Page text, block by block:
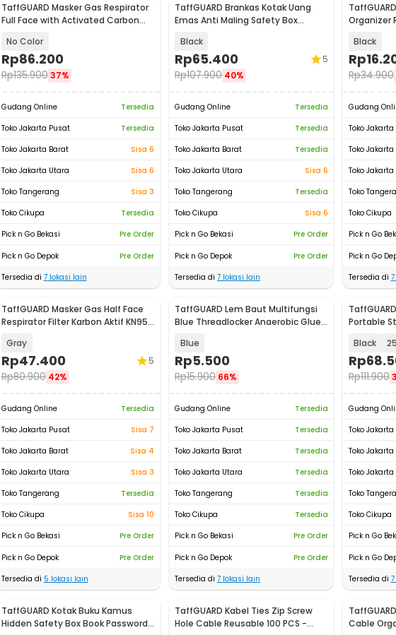
TaffGUARD Masker Gas Respirator
Full Face with Activated Carbon
No Color
Rp86.200
Rp135.900 37%
Gudang Online
Tersedia
Toko Jakarta Pusat
Tersedia
Toko Jakarta Barat
Sisa 6
Toko Jakarta Utara
Sisa 6
Toko Tangerang
Sisa 3
Toko Cikupa
Tersedia
Pick n Go Bekasi
Pre Order
Pick n Go Depok
Pre Order
Tersedia di 7lokasi lain
TaffGUARD Brankas Kotak Uang
Emas Anti Maling Safety Box
Black
Rp65.400
Rp107.900 40%
5
Gudang Online
Tersedia
Toko Jakarta Pusat
Tersedia
Toko Jakarta Barat
Tersedia
Toko Jakarta Utara
Sisa 6
Toko Tangerang
Tersedia
Toko Cikupa
Sisa 6
Pick n Go Bekasi
Pre Order
Pick n Go Depok
Pre Order
Tersedia di 7 lokasi lain
Organizer
Black
Rp
Rp34.900
Gudang
Toko
Toko
Toko
Toko
Toko Cikupa
Pick n Go
Pick n Go
Tersedia di 7
TaffGUARD Masker Gas Half Face
Respirator Filter Karbon Aktif KN95
Gray
Rp47.400
Rp80.900 42%
5
Gudang Online
Tersedia
Toko Jakarta Pusat
Sisa 7
Toko Jakarta Barat
Sisa 4
Toko Jakarta Utara
Sisa 3
Toko Tangerang
Tersedia
Toko Cikupa
Sisa 10
Pick n Go Bekasi
Pre Order
Pick n Go Depok
Pre Order
Tersedia di 5 lokasi lain
TaffGUARD Lem Baut Multifungsi
Blue Threadlocker Anaerobic Glue
Blue
Rp5.500
Rp15.900 66%
Gudang Online
Tersedia
Toko Jakarta Pusat
Tersedia
Toko Jakarta Barat
Tersedia
Toko Jakarta Utara
Tersedia
Toko Tangerang
Tersedia
Toko Cikupa
Tersedia
Pick n Go Bekasi
Pre Order
Pick n Go Depok
Pre Order
Tersedia di 7 lokasi lain
Portable
Black
Rp
Rp111.900
Gudang
Toko
Toko
Toko
Toko
Toko Cikupa
Pick n Go
Pick n Go
Tersedia di 7
TaffGUARD Kotak Buku Kamus
Hidden Safety Box Book Password
TaffGUARD Kabel Ties Zip Screw
Hole Cable Reusable 100 PCS -
Cable